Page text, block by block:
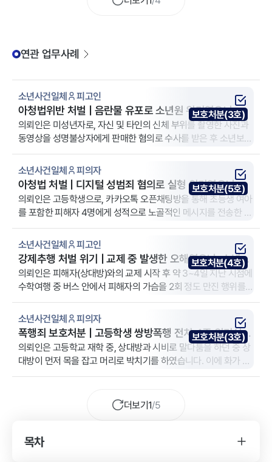
연관 업무사례
소년사건일체 피고인
아청법위반 처벌 | 음란물 유포로 소년원 위기였으나, 전
략적 대응으로 아청법위반 3호 처분
의뢰인은 미성년자로, 자신 및 타인의 신체 부위를 촬영한 사진과
동영상을 성명불상자에게 판매한 혐의로 수사를 받은 후 소년보호
사건으로 송치되었습니다. 의뢰인과 보호자는 해당 사건의 처분
결과를 염려하여 법무법인 YK 강릉 분사무소에 방문하였습니다.
보호처분(3호)
소년사건일체 피의자
아청법 처벌 | 디지털 성범죄 혐의로 실형 위기였으나 변
호인 조력 끝에 5호 처분 확정
의뢰인은 고등학생으로, 카카오톡 오픈채팅방을 통해 초등생 여아
를 포함한 피해자 4명에게 성적으로 노골적인 메시지를 전송한 혐
의를 받았습니다. 수사기관은 아동 성착취물 소지 가능성을 이유
로 의뢰인의 휴대전화 및 연동 클라우드 저장소를 압수수색하였
고, 피의자 조사를 앞두고 법무법인 YK 원주 분사무소를 찾아와 조
력을 요청하였습니다.
보호처분(5호)
소년사건일체 피고인
강제추행 처벌 위기 | 교제 중 발생한 오해였으나, 소년부
송치 이끌며 아청법 보호처분 도출
의뢰인은 피해자(상대방)와의 교제 시작 후 약 3~4일 지난 시점에
수학여행 중 버스 안에서 피해자의 가슴을 2회 정도 만진 행위를
하였습니다. 결별 후 피해자가 해당 사건을 문제 삼아 학교폭력으
로 신고하고 동시에 형사고소를 하여, 의뢰인은 법적 조력을 받기
위하여 법무법인 YK 원주 분사무소를 찾았습니다.
보호처분(4호)
소년사건일체 피의자
폭행죄 보호처분 | 고등학생 쌍방폭행 전치 4주 위기서
정당방위 소명하여 3호 처분 방어 성공
의뢰인은 고등학교 재학 중, 상대방과 시비로 말다툼을 하던 중 상
대방이 먼저 목을 잡고 머리로 박치기를 하였습니다. 이에 화가 난
의뢰인은 상대방을 때렸고, 상대방은 고막이 손상되어 전치 4주
해자로 몰린 것에 억울함을 호소하며 법무법인 YK 원주 분사무소
보호처분(3호)
더보기1/5
목차